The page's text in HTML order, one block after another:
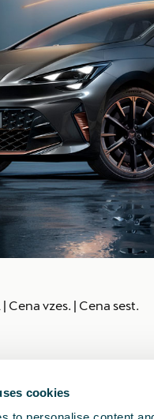
cookies
| Cena vzes. | Cena sest.